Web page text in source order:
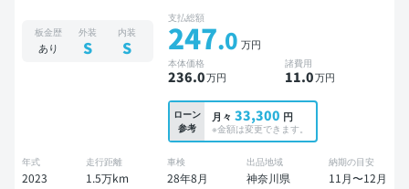
ラ ドライブレコーダー 衝突軽減
板金歴
あり
外装
S
内装
S
支払総額
247.0 万円
本体価格
236.0万円
諸費用
11.0万円
ローン
参考
月々 33,300 円
※金額は変更できます。
年式
2023
走行距離
1.5万km
車検
28年8月
出品地域
神奈川県
納期の目安
11月〜12月